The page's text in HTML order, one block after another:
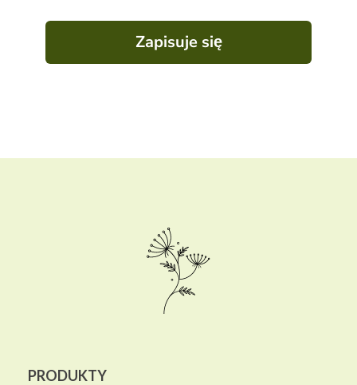
Zapisuje się
PRODUKTY